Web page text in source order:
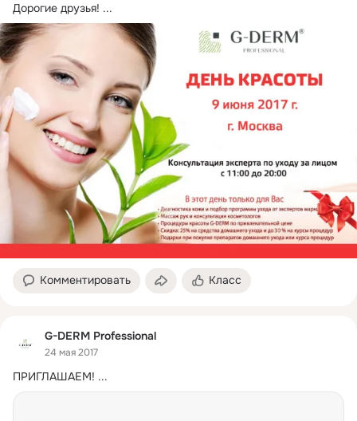
Дорогие друзья! ...
Комментировать Класс
G-DERM Professional
24 мая 2017
ПРИГЛАШАЕМ! ...